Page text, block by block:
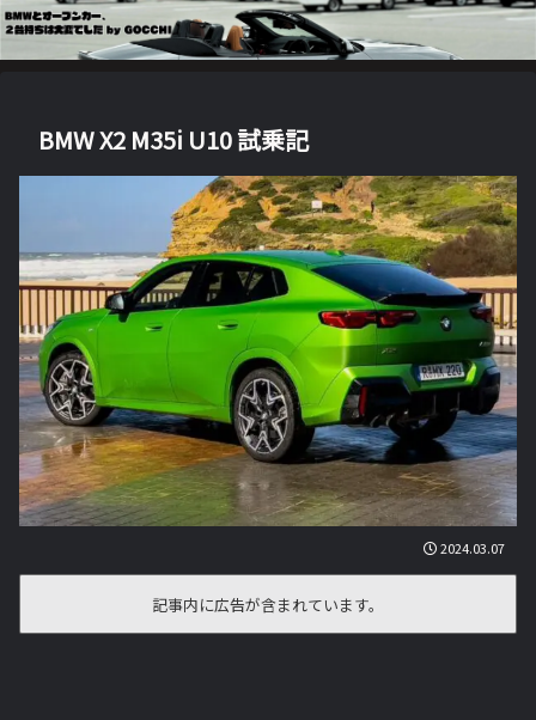
BMW X2 M35i U10 試乗記
2024.03.07
記事内に広告が含まれています。